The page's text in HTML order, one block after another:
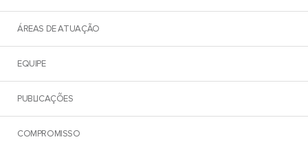
ÁREAS DE ATUAÇÃO
EQUIPE
PUBLICAÇÕES
COMPROMISSO
NEWSLETTER
< Voltar